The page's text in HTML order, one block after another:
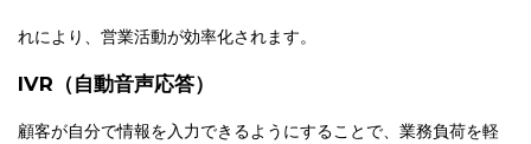
れにより、営業活動が効率化されます。
IVR（自動音声応答）
顧客が自分で情報を入力できるようにすることで、業務負荷を軽